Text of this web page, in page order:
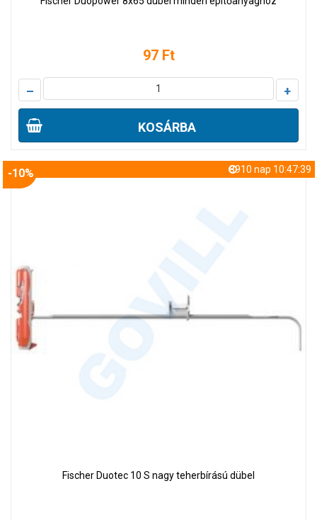
97 Ft
– +
KOSÁRBA
-10% 8910 nap 10:47:38
Fischer Duotec 10 S nagy teherbírású dübel